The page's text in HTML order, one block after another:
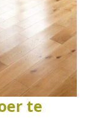
te